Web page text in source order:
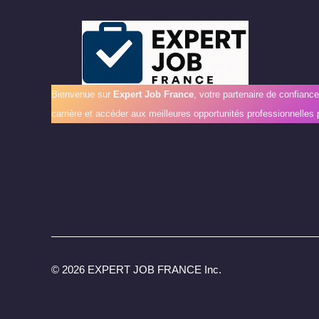
Bienvenue sur Expert Job France, votre partenaire de
carrière et accéder aux meilleures opportunités professionnelles
© 2026 EXPERT JOB FRANCE Inc.